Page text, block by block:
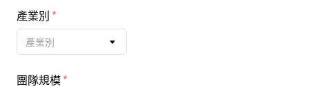
產業別
產業別
團隊規模